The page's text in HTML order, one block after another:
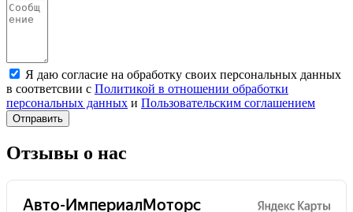
Я даю согласие на обработку своих персональных данных
в соответсвии с Политикой в отношении обработки
персональных данных и Пользовательским соглашением
Отправить
Отзывы о нас